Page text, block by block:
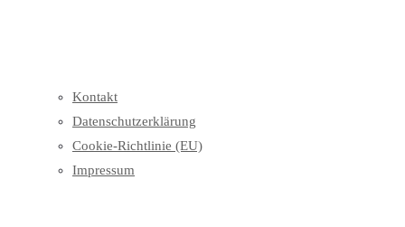
Kontakt
Datenschutzerklärung
Cookie-Richtlinie (EU)
Impressum